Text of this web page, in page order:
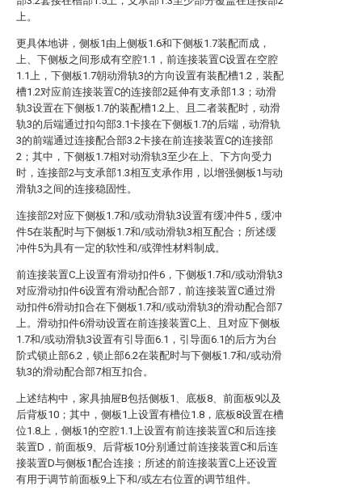
上。
更具体地讲，侧板1由上侧板1.6和下侧板1.7装配而成，
上、下侧板之间形成有空腔1.1，前连接装置C设置在空腔
1.1上，下侧板1.7朝动滑轨3的方向设置有装配槽1.2，装配
槽1.2对应前连接装置C的连接部2延伸有支承部1.3；动滑
轨3设置在下侧板1.7的装配槽1.2上、且二者装配时，动滑
轨3的后端通过扣勾部3.1卡接在下侧板1.7的后端，动滑轨
3的前端通过连接配合部3.2卡接在前连接装置C的连接部
2；其中，下侧板1.7相对动滑轨3至少在上、下方向受力
时，连接部2与支承部1.3相互支承作用，以增强侧板1与动
滑轨3之间的连接稳固性。
连接部2对应下侧板1.7和/或动滑轨3设置有缓冲件5，缓冲
件5在装配时与下侧板1.7和/或动滑轨3相互配合；所述缓
冲件5为具有一定的软性和/或弹性材料制成。
前连接装置C上设置有滑动扣件6，下侧板1.7和/或动滑轨3
对应滑动扣件6设置有滑动配合部7，前连接装置C通过滑
动扣件6滑动扣合在下侧板1.7和/或动滑轨3的滑动配合部7
上。滑动扣件6滑动设置在前连接装置C上、且对应下侧板
1.7和/或动滑轨3设置有引导面6.1，引导面6.1的后方为台
阶式锁止部6.2，锁止部6.2在装配时与下侧板1.7和/或动滑
轨3的滑动配合部7相互扣合。
上述结构中，家具抽屉B包括侧板1、底板8、前面板9以及
后背板10；其中，侧板1上设置有槽位1.8，底板8设置在槽
位1.8上，侧板1的空腔1.1上设置有前连接装置C和后连接
装置D，前面板9、后背板10分别通过前连接装置C和后连
接装置D与侧板1配合连接；所述的前连接装置C上还设置
有用于调节前面板9上下和/或左右位置的调节组件。